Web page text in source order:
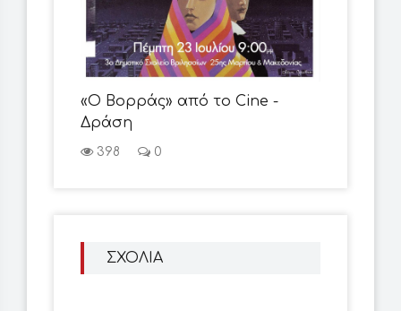
«Ο Βορράς» από το Cine -
Δράση
398 0
ΣΧΟΛΙΑ